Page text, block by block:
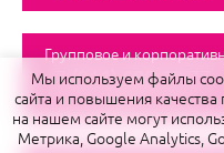
Мы используем файлы
сайта и повышения качества
на нашем сайте могут
Метрика, Google Analytics,
Групповое и
+7 (911) 600-29-77
tour.russa@gmail.com